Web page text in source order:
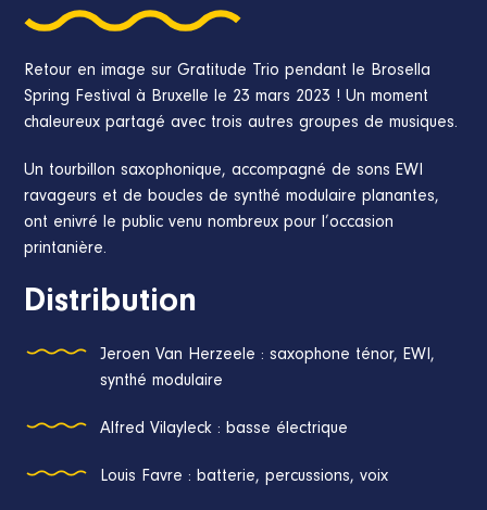
Retour en image sur Gratitude Trio pendant le Brosella
Spring Festival à Bruxelle le 23 mars 2023 ! Un moment
chaleureux partagé avec trois autres groupes de musiques.
Un tourbillon saxophonique, accompagné de sons EWI
ravageurs et de boucles de synthé modulaire planantes,
ont enivré le public venu nombreux pour l’occasion
printanière.
Distribution
Jeroen Van Herzeele : saxophone ténor, EWI,
synthé modulaire
Alfred Vilayleck : basse électrique
Louis Favre : batterie, percussions, voix